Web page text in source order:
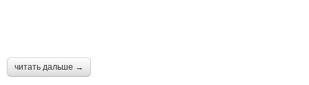
читать дальше →